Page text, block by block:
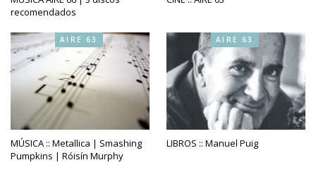
recomendados
AIRE 63
MÚSICA :: Metallica | Smashing
Pumpkins | Róisín Murphy
AIRE 63
LIBROS :: Manuel Puig